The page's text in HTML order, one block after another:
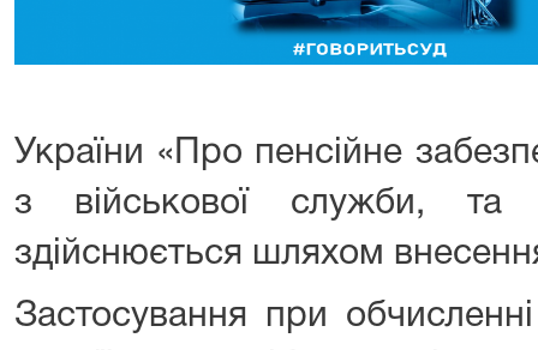
України «Про пенсійне
з військової служби, та
здійснюється шляхом
Застосування при